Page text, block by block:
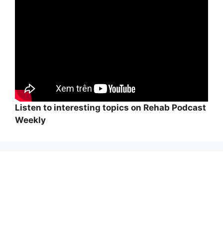
Listen to interesting topics on Rehab Podcast
Weekly